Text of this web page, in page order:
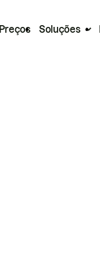
Preços Soluções